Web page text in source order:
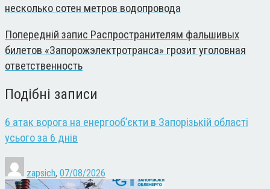
несколько сотен метров водопровода
Попередній запис Распространителям фальшивых
билетов «Запорожэлектротранса» грозит уголовная
ответственность
Подібні записи
6 атак ворога на енергооб’єкти в Запорізькій області
усього за 6 днів
zapsich, 07/08/2026